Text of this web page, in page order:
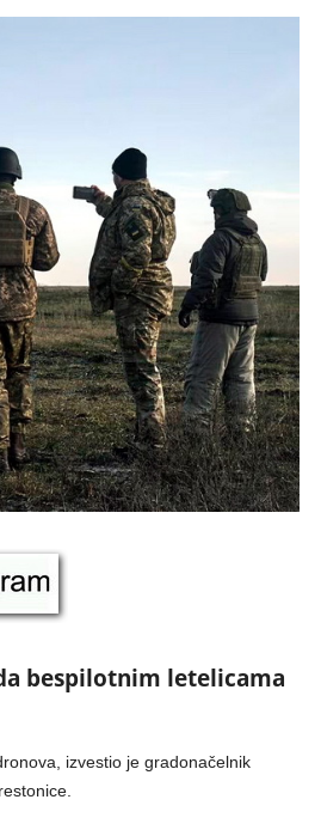
bespilotnim letelicama
izvestio je gradonačelnik